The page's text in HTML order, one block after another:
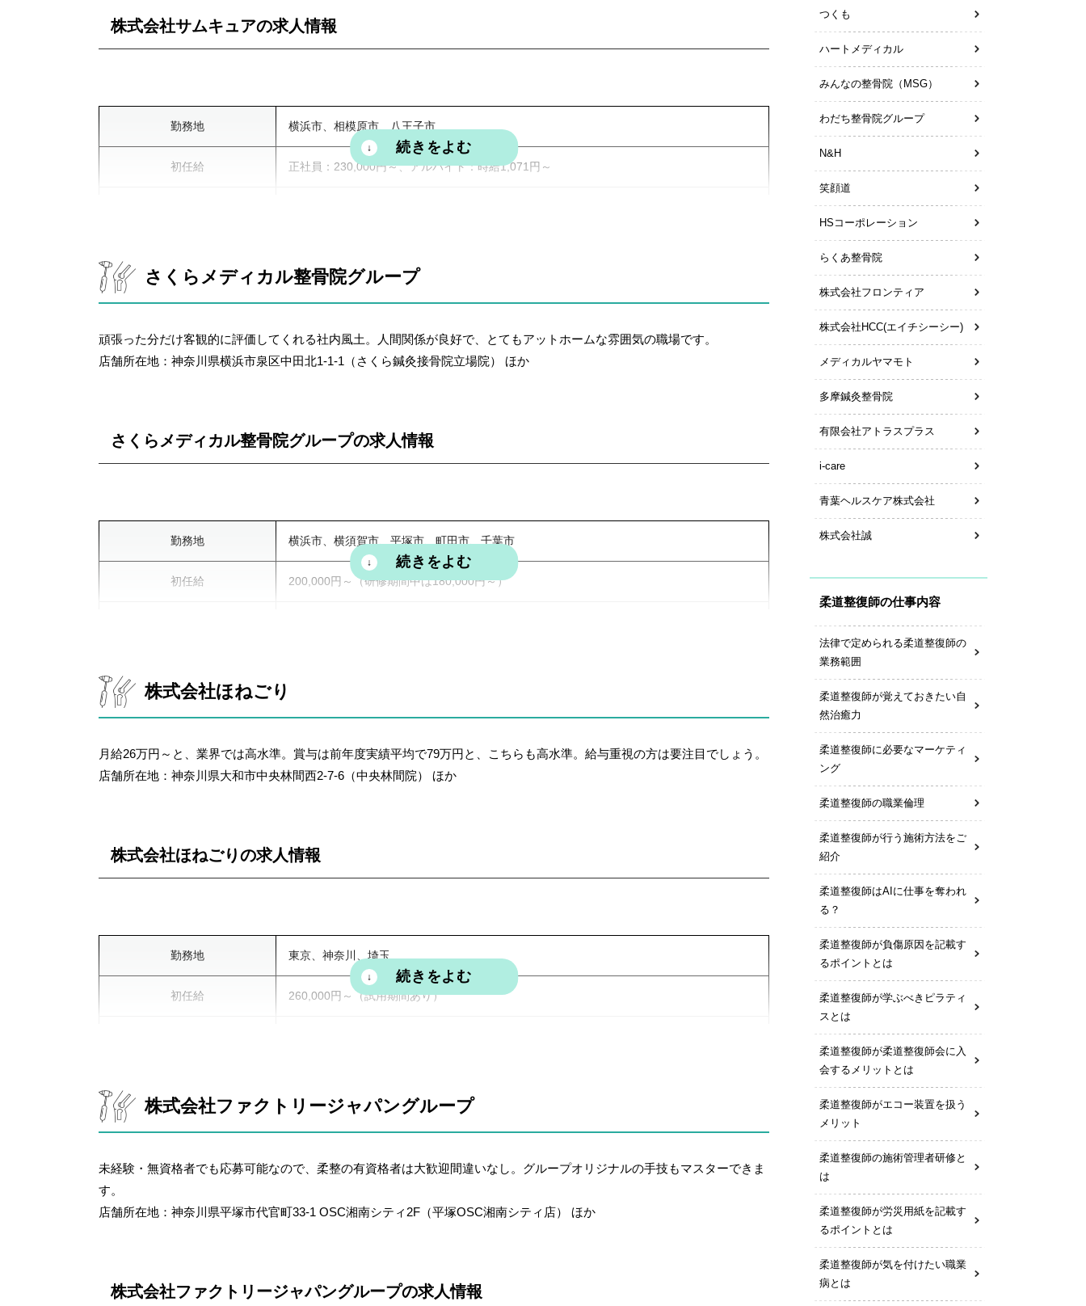
株式会社サムキュアの求人情報
勤務地 横浜市、相模原市、八王子市
初任給 正社員：230,000円～、アルバイト：時給1,071円～
週間休日 週休2日制（週休3日制可）
福利厚生
行、福利厚生クラブ加入（各種優待制度あり）、研修会
さくらメディカル整骨院グループ
頑張った分だけ客観的に評価してくれる社内風土。人間関係が良好で、とてもアットホームな雰囲気の職場です。
店舗所在地：神奈川県横浜市泉区中田北1-1-1（さくら鍼灸接骨院立場院） ほか
さくらメディカル整骨院グループの求人情報
勤務地 横浜市、横須賀市、平塚市、町田市、千葉市
初任給 200,000円～（研修期間中は180,000円～）
週間休日
賞与（有・無） 要問合せ
株式会社ほねごり
月給26万円～と、業界では高水準。賞与は前年度実績平均で79万円と、こちらも高水準。給与重視の方は要注目でしょう。
店舗所在地：神奈川県大和市中央林間西2-7-6（中央林間院） ほか
株式会社ほねごりの求人情報
勤務地 東京、神奈川、埼玉
初任給 260,000円～（試用期間あり）
週間休日 完全週休2日制（シフト制）
（最大30万円）、各種手当有（住宅手当/資格手当等）、昇給（随時）、賞与年2回、本社研
内・グループ内勉強会、家族割引制度、産休・育休制度、お祝い金制度
株式会社ファクトリージャパングループ
未経験・無資格者でも応募可能なので、柔整の有資格者は大歓迎間違いなし。グループオリジナルの手技もマスターできま
す。
店舗所在地：神奈川県平塚市代官町33-1 OSC湘南シティ2F（平塚OSC湘南シティ店） ほか
株式会社ファクトリージャパングループの求人情報
つくも
ハートメディカル
みんなの整骨院（MSG）
わだち整骨院グループ
N&H
笑顔道
HSコーポレーション
らくあ整骨院
株式会社フロンティア
株式会社HCC(エイチシーシー)
メディカルヤマモト
多摩鍼灸整骨院
有限会社アトラスプラス
i-care
青葉ヘルスケア株式会社
株式会社誠
柔道整復師の仕事内容
法律で定められる柔道整復師の
業務範囲
柔道整復師が覚えておきたい自
然治癒力
柔道整復師に必要なマーケティ
ング
柔道整復師の職業倫理
柔道整復師が行う施術方法をご
紹介
柔道整復師はAIに仕事を奪われ
る？
柔道整復師が負傷原因を記載す
るポイントとは
柔道整復師が学ぶべきピラティ
スとは
柔道整復師が柔道整復師会に入
会するメリットとは
柔道整復師がエコー装置を扱う
メリット
柔道整復師の施術管理者研修と
は
柔道整復師が労災用紙を記載す
るポイントとは
柔道整復師が気を付けたい職業
病とは